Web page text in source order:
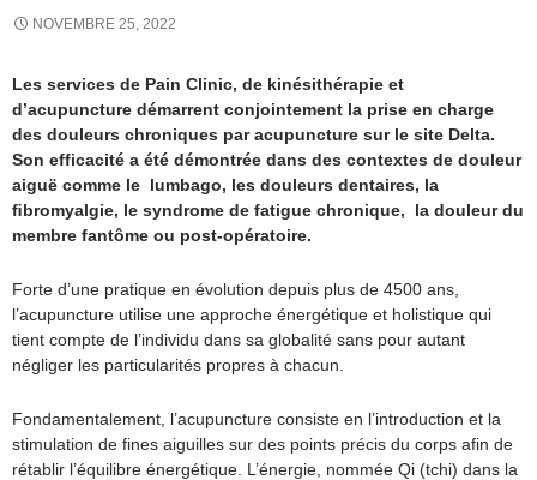
NOVEMBRE 25, 2022
Les services de Pain Clinic, de kinésithérapie et
d’acupuncture démarrent conjointement la prise en charge
des douleurs chroniques par acupuncture sur le site Delta.
Son efficacité a été démontrée dans des contextes de douleur
aiguë comme le lumbago, les douleurs dentaires, la
ﬁbromyalgie, le syndrome de fatigue chronique, la douleur du
membre fantôme ou post-opératoire.
Forte d’une pratique en évolution depuis plus de 4500 ans,
l’acupuncture utilise une approche énergétique et holistique qui
tient compte de l’individu dans sa globalité sans pour autant
négliger les particularités propres à chacun.
Fondamentalement, l’acupuncture consiste en l’introduction et la
stimulation de fines aiguilles sur des points précis du corps afin de
rétablir l’équilibre énergétique. L’énergie, nommée Qi (tchi) dans la